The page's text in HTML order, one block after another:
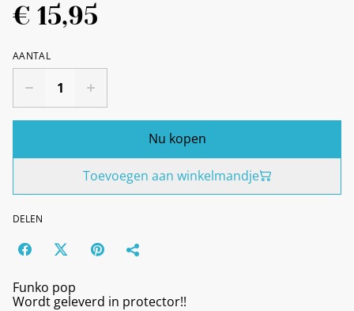
€ 15,95
AANTAL
Nu kopen
Toevoegen aan winkelmandje
DELEN
Funko pop
Wordt geleverd in protector!!